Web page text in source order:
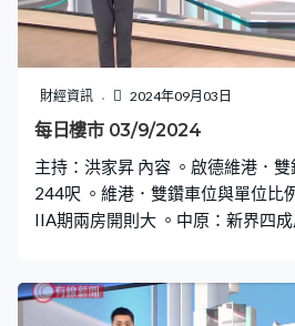
財經資訊 2024年09月03日
每日樓市 03/9/2024
主持：洪家昇 內容 。啟德維港．
244呎 。維港．雙鑽車位與單位比
IIA期兩房開則大 。中原：新界四